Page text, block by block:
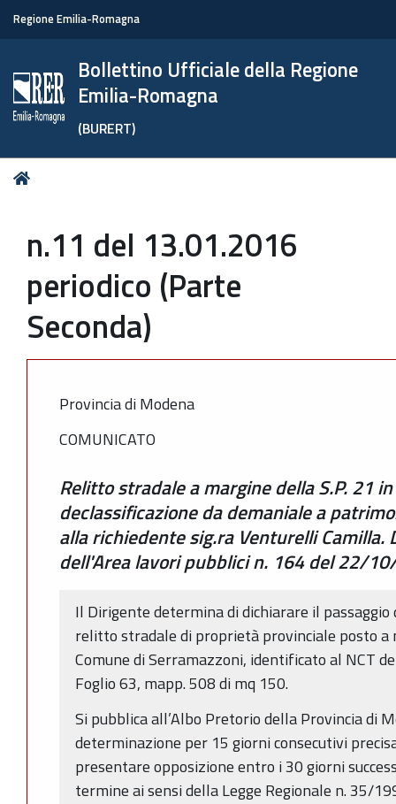
Regione Emilia-Romagna
Bollettino Ufficiale della Regione
Emilia-Romagna
(BURERT)
Tu
n.11 del 13.01.2016
periodico (Parte
Seconda)
Provincia di Modena
COMUNICATO
Relitto stradale a margine della S.P. 21
declassificazione da demaniale a
alla richiedente sig.ra Venturelli
dell'Area lavori pubblici n. 164 del 22/
Il Dirigente determina di dichiarare il
relitto stradale di proprietà provinciale posto a
Comune di Serramazzoni, identificato al NCT
Foglio 63, mapp. 508 di mq 150.
Si pubblica all’Albo Pretorio della Provincia di
determinazione per 15 giorni consecutivi
presentare opposizione entro i 30 giorni
termine ai sensi della Legge Regionale n. 35/